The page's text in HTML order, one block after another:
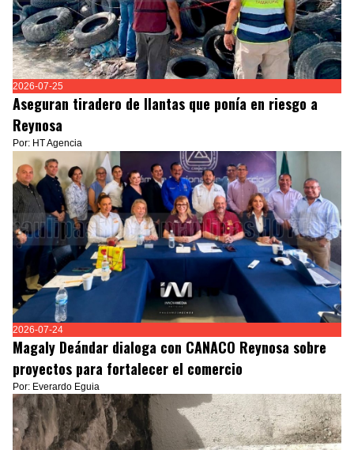
2026-07-25
Aseguran tiradero de llantas que ponía en riesgo a
Reynosa
Por: HT Agencia
2026-07-24
Magaly Deándar dialoga con CANACO Reynosa sobre
proyectos para fortalecer el comercio
Por: Everardo Eguia